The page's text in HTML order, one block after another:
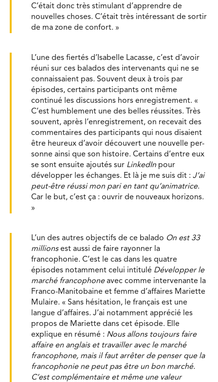
C’était donc très stimulant d’apprendre de
nouvelles choses. C’était très intéressant de sortir
de ma zone de confort. »
L’une des fiertés d’Isabelle Lacasse, c’est d’avoir
réuni sur ces balados des intervenants qui ne se
connaissaient pas. Souvent deux à trois par
épisodes, certains participants ont même
continué les discussions hors enregistrement. «
C’est humblement une des belles réussites. Très
souvent, après l’enregistrement, on recevait des
commentaires des participants qui nous disaient
être heureux d’avoir découvert une nouvelle per-
sonne ainsi que son histoire. Certains d’entre eux
se sont ensuite ajoutés sur LinkedIn pour
développer les échanges. Et là je me suis dit : J’ai
peut-être réussi mon pari en tant qu’animatrice.
Car le but, c’est ça : ouvrir de nouveaux horizons.
»
L’un des autres objectifs de ce balado On est 33
millionsest aussi de faire rayonner la
francophonie. C’est le cas dans les quatre
épisodes notamment celui intitulé Développer le
marché francophoneavec comme intervenante la
Franco-Manitobaine et femme d’affaires Mariette
Mulaire. « Sans hésitation, le français est une
langue d’affaires. J’ai notamment apprécié les
propos de Mariette dans cet épisode. Elle
explique en résumé : Nous allons toujours faire
affaire en anglais et travailler avec le marché
francophone, mais il faut arrêter de penser que la
francophonie ne peut pas être un bon marché.
C’est complémentaire et même une valeur